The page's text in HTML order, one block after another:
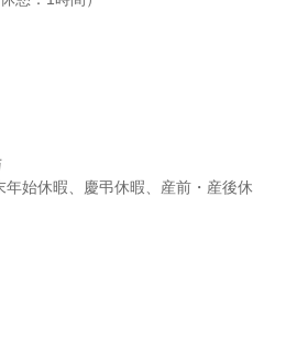
始休暇、慶弔休暇、産前・産後休